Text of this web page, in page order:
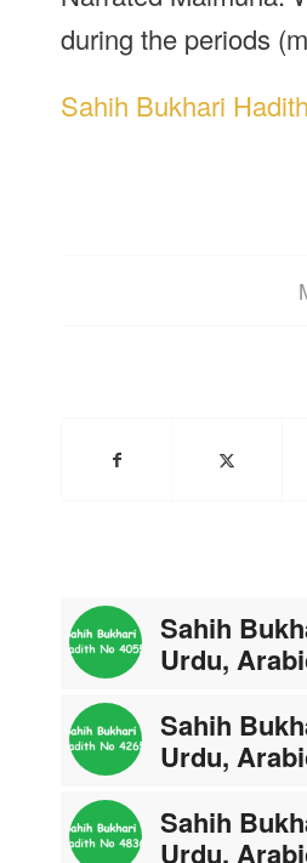
during the periods
Sahih Bukhari
Sahih
Urdu,
Sahih
Urdu,
Sahih
Urdu,